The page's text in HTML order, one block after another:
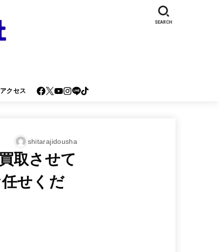
クセス
SEARCH
shitarajidousha
取させて
せくだ